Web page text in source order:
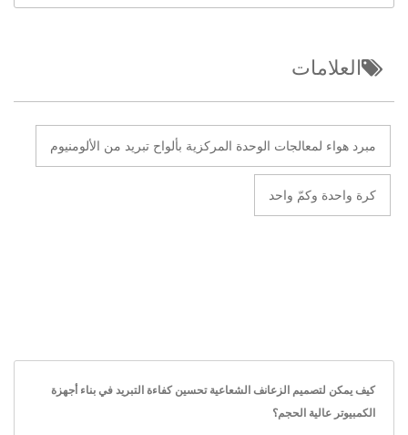
العلامات
مبرد هواء لمعالجات الوحدة المركزية بألواح تبريد من الألومنيوم
كرة واحدة وكمّ واحد
كيف يمكن لتصميم الزعانف الشعاعية تحسين كفاءة التبريد في بناء أجهزة
الكمبيوتر عالية الحجم؟